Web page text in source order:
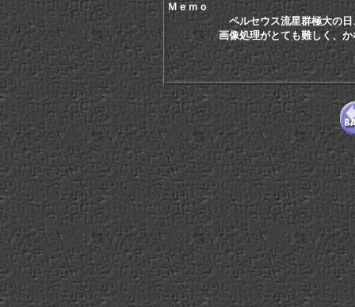
Ｍｅｍｏ
ペルセウス流星群極大の
画像処理がとても難しく、かな